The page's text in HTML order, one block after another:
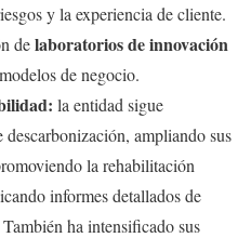
y la experiencia de cliente.
delaboratorios de innovación
de negocio.
la entidad sigue
descarbonización, ampliando sus
la rehabilitación
informes detallados de
ha intensificado sus